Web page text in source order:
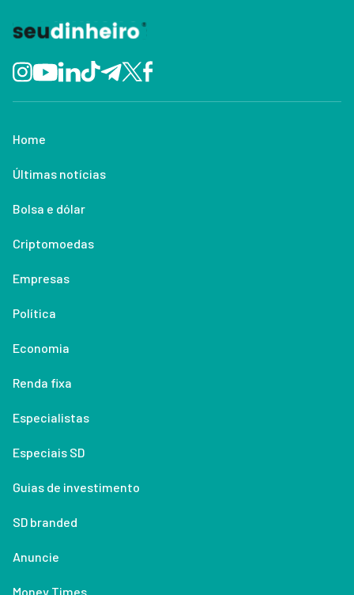
Home
Últimas notícias
Bolsa e dólar
Criptomoedas
Empresas
Política
Economia
Renda fixa
Especialistas
Especiais SD
Guias de investimento
SD branded
Anuncie
Money Times